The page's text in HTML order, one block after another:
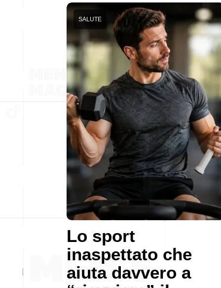
Lo sport
inaspettato che
aiuta davvero a
SALUTE